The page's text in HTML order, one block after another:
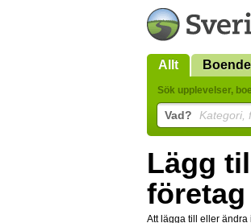
Allt Boende
Sök upplevelser,
Vad? Kategori,
Lägg
företag
Att lägga till eller